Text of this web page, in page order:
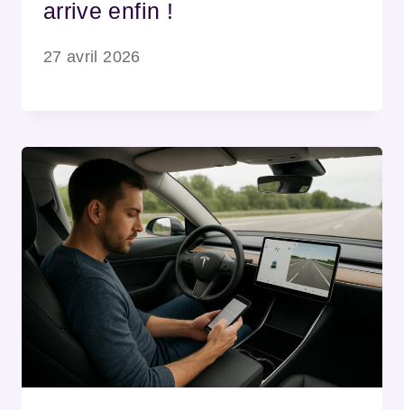
arrive enfin !
27 avril 2026